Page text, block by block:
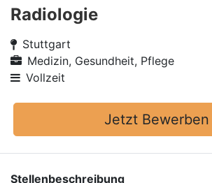
Radiologie
Stuttgart
Medizin, Gesundheit, Pflege
Vollzeit
Jetzt Bewerben
Stellenbeschreibung